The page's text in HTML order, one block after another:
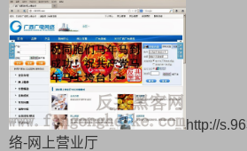
http://
络-网上营业厅